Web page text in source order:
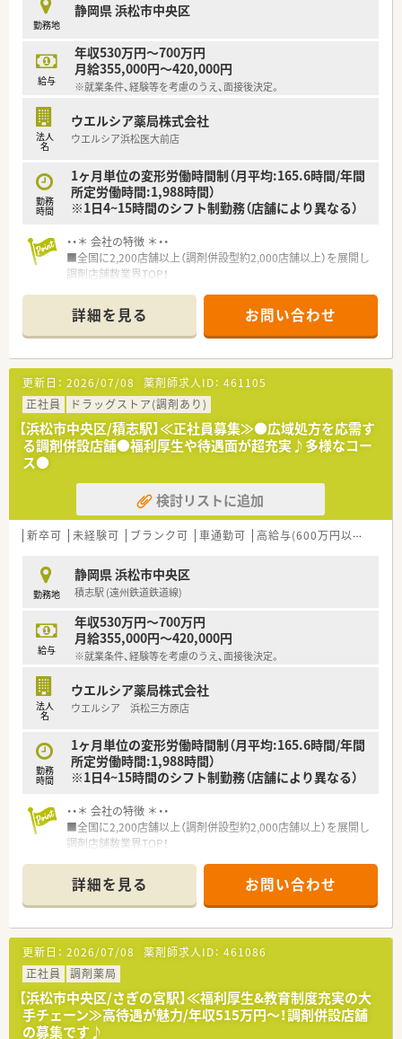
勤務地
静岡県 浜松市中央区
給与
年収530万円～700万円
月給355,000円～420,000円
※就業条件、経験等を考慮のうえ、面接後決定。
法人
名
ウエルシア薬局株式会社
ウエルシア浜松医大前店
勤務
時間
1ヶ月単位の変形労働時間制（月平均:165.6時間/年間
所定労働時間:1,988時間）
※1日4~15時間のシフト制勤務（店舗により異なる）
・・＊ 会社の特徴 ＊・・
■全国に2,200店舗以上（調剤併設型約2,000店舗以上）を展開し
調剤店舗数業界TOP！
頑張り次第で高給与も可能！
■経験や勤務コースによりますが、経験の少ない方でも500万前
半スタートと業界TOP水準！
■職種や職域に合わせ、豊富な社内研修や外部組織と連携した研
修を用意されています
■薬剤師が中心の会社だからこそ活躍できるキャリアパスが多
種多様に用意されています。
■店舗拡大に伴い、エリアマネジャーや営業部長等のマネジメン
トのポジションも増えます。
■在宅や教育等の専門性を活かせるスペシャリストを目指すこ
■その他にも、管理部門や商品部門等の本社スタッフなど活動領
域は多種多様です。
■在宅実施店舗は年々増加しており、在宅医療へもしっかりと関
わる事ができます。
時短勤務ができるよう変更予定です。
■年間休日が120日とワークライフバランスが整っています
■日用品から常備薬まで、従業員割引制度など嬉しいメリットも
たくさんあります！
詳細を見る お問い合わせ
更新日： 2026/07/08 薬剤師求人ID： 461105
正社員
ドラッグストア(調剤あり)
【浜松市中央区/積志駅】≪正社員募集≫●広域処方を応需す
る調剤併設店舗●福利厚生や待遇面が超充実♪多様なコー
ス●
検討リストに追加
新卒可 未経験可 ブランク可 車通勤可 高給与(600万円以上)
勤務地
静岡県 浜松市中央区
積志駅 (遠州鉄道鉄道線)
給与
年収530万円～700万円
月給355,000円～420,000円
※就業条件、経験等を考慮のうえ、面接後決定。
法人
名
ウエルシア薬局株式会社
ウエルシア 浜松三方原店
勤務
時間
1ヶ月単位の変形労働時間制（月平均:165.6時間/年間
所定労働時間:1,988時間）
※1日4~15時間のシフト制勤務（店舗により異なる）
・・＊ 会社の特徴 ＊・・
■全国に2,200店舗以上（調剤併設型約2,000店舗以上）を展開し
調剤店舗数業界TOP！
頑張り次第で高給与も可能！
■経験や勤務コースによりますが、経験の少ない方でも500万前
半スタートと業界TOP水準！
■職種や職域に合わせ、豊富な社内研修や外部組織と連携した研
修を用意されています
■薬剤師が中心の会社だからこそ活躍できるキャリアパスが多
種多様に用意されています。
■店舗拡大に伴い、エリアマネジャーや営業部長等のマネジメン
トのポジションも増えます。
■在宅や教育等の専門性を活かせるスペシャリストを目指すこ
詳細を見る お問い合わせ
更新日： 2026/07/08 薬剤師求人ID： 461086
正社員
調剤薬局
【浜松市中央区/さぎの宮駅】≪福利厚生&教育制度充実の大
手チェーン≫高待遇が魅力/年収515万円～！調剤併設店舗
の募集です♪